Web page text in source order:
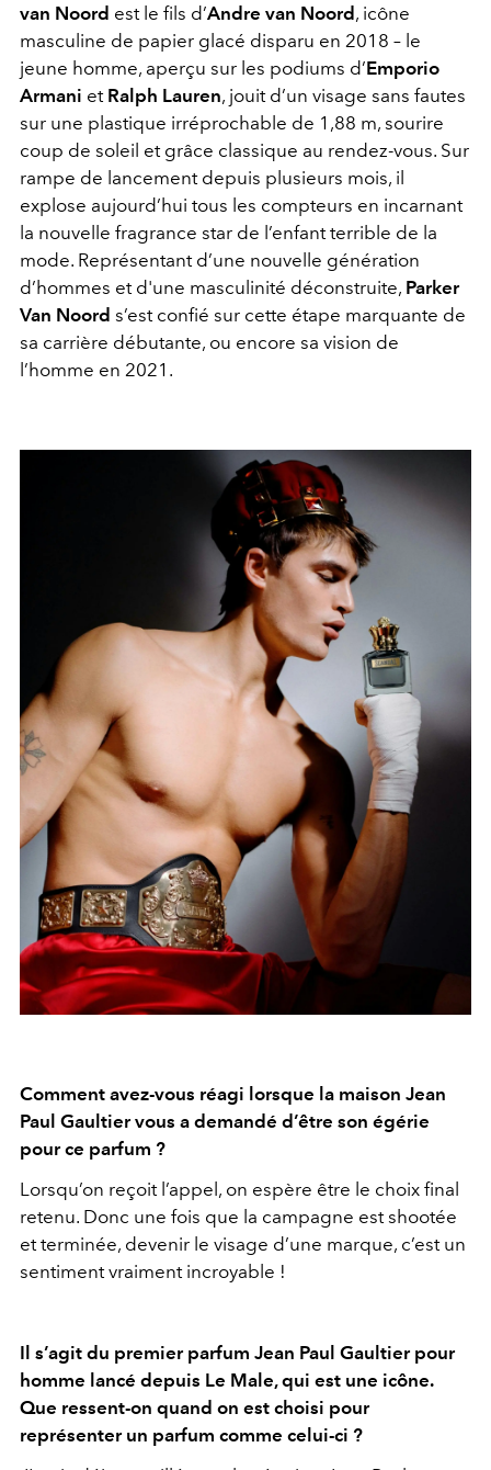
van Noord est le fils d’Andre van Noord, icône
masculine de papier glacé disparu en 2018 – le
jeune homme, aperçu sur les podiums d’Emporio
Armani et Ralph Lauren, jouit d’un visage sans fautes
sur une plastique irréprochable de 1,88 m, sourire
coup de soleil et grâce classique au rendez-vous. Sur
rampe de lancement depuis plusieurs mois, il
explose aujourd’hui tous les compteurs en incarnant
la nouvelle fragrance star de l’enfant terrible de la
mode. Représentant d’une nouvelle génération
d’hommes et d'une masculinité déconstruite, Parker
Van Noord s’est confié sur cette étape marquante de
sa carrière débutante, ou encore sa vision de
l’homme en 2021.
Comment avez-vous réagi lorsque la maison Jean
Paul Gaultier vous a demandé d’être son égérie
pour ce parfum ?
Lorsqu’on reçoit l’appel, on espère être le choix final
retenu. Donc une fois que la campagne est shootée
et terminée, devenir le visage d’une marque, c’est un
sentiment vraiment incroyable !
Il s’agit du premier parfum Jean Paul Gaultier pour
homme lancé depuis Le Male, qui est une icône.
Que ressent-on quand on est choisi pour
représenter un parfum comme celui-ci ?